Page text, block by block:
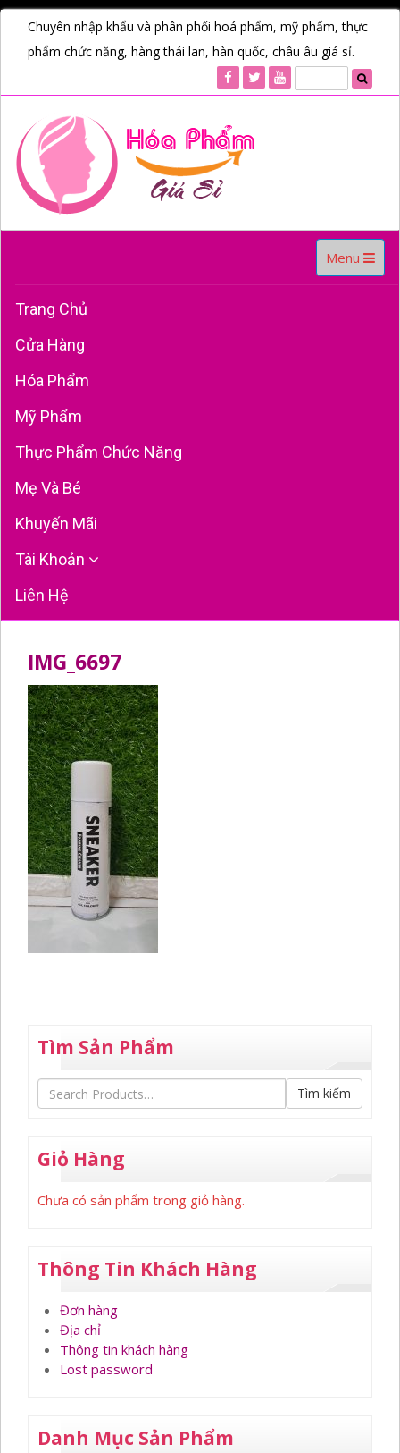
Chuyên nhập khẩu và phân phối hoá phẩm, mỹ phẩm, thực
phẩm chức năng, hàng thái lan, hàn quốc, châu âu giá sỉ.
Toggle
navigation
Menu
Trang Chủ
Cửa Hàng
Hóa Phẩm
Mỹ Phẩm
Thực Phẩm Chức Năng
Mẹ Và Bé
Khuyến Mãi
Tài Khoản
Liên Hệ
IMG_6697
Tìm Sản Phẩm
Tìm kiếm
Giỏ Hàng
Chưa có sản phẩm trong giỏ hàng.
Thông Tin Khách Hàng
Đơn hàng
Địa chỉ
Thông tin khách hàng
Lost password
Danh Mục Sản Phẩm